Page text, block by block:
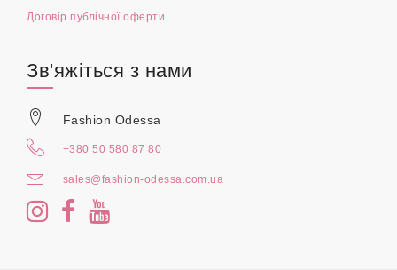
Договір публічної оферти
Зв'яжіться з нами
Fashion Odessa
+380 50 580 87 80
sales@fashion-odessa.com.ua